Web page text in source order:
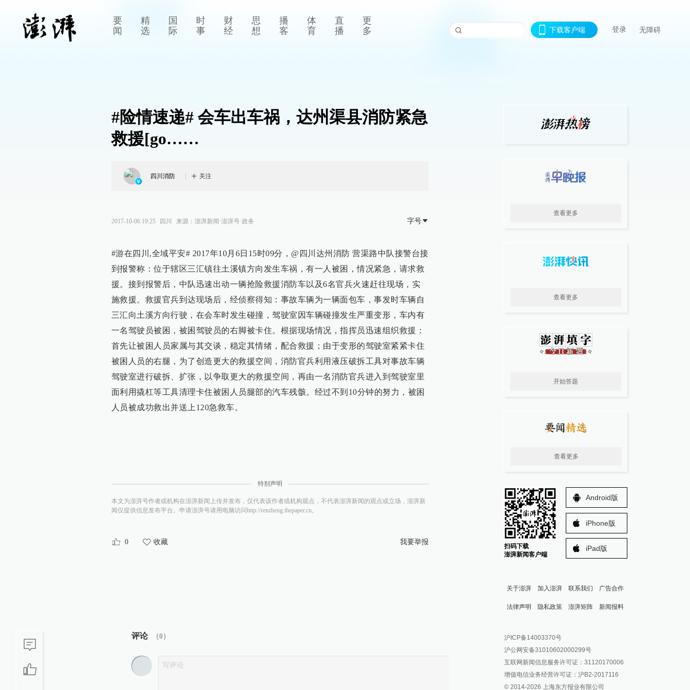
要
闻
精
选
国
际
时
事
财
经
思
想
播
客
体
育
直
播
更
多
下载客户端 登录 无障碍
#险情速递# 会车出车祸，达州渠县消防紧急
救援[go……
四川消防 关注
2017-10-06 19:25 四川 来源： 澎湃新闻·澎湃号·政务 字号
#游在四川,全域平安# 2017年10月6日15时09分，@四川达州消防 营渠路中队接警台接
到报警称：位于辖区三汇镇往土溪镇方向发生车祸，有一人被困，情况紧急，请求救
援。接到报警后，中队迅速出动一辆抢险救援消防车以及6名官兵火速赶往现场，实
施救援。救援官兵到达现场后，经侦察得知：事故车辆为一辆面包车，事发时车辆自
三汇向土溪方向行驶，在会车时发生碰撞，驾驶室因车辆碰撞发生严重变形，车内有
一名驾驶员被困，被困驾驶员的右脚被卡住。根据现场情况，指挥员迅速组织救援：
首先让被困人员家属与其交谈，稳定其情绪，配合救援；由于变形的驾驶室紧紧卡住
被困人员的右腿，为了创造更大的救援空间，消防官兵利用液压破拆工具对事故车辆
驾驶室进行破拆、扩张，以争取更大的救援空间，再由一名消防官兵进入到驾驶室里
面利用撬杠等工具清理卡住被困人员腿部的汽车残骸。经过不到10分钟的努力，被困
人员被成功救出并送上120急救车。
特别声明
本文为澎湃号作者或机构在澎湃新闻上传并发布，仅代表该作者或机构观点，不代表澎湃新闻的观点或立场，澎湃新
闻仅提供信息发布平台。申请澎湃号请用电脑访问http://renzheng.thepaper.cn。
0 收藏 我要举报
评论 （0）
查看更多
查看更多
开始答题
查看更多
扫码下载
澎湃新闻客户端
Android版
iPhone版
iPad版
关于澎湃 加入澎湃 联系我们 广告合作
法律声明 隐私政策 澎湃矩阵
澎湃新闻公众号
澎湃新闻抖音号
派生万物开放平台
IP SHANGHAI
新闻报料
报料邮箱: news@thepaper.cn
沪ICP备14003370号
沪公网安备31010602000299号
互联网新闻信息服务许可证：31120170006
增值电信业务经营许可证：沪B2-2017116
© 2014-2026 上海东方报业有限公司